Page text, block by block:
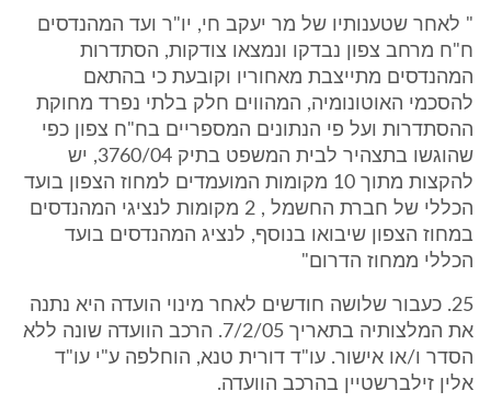
" לאחר שטענותיו של מר יעקב חי, יו"ר ועד המהנדסים
ח"ח מרחב צפון נבדקו ונמצאו צודקות, הסתדרות
המהנדסים מתייצבת מאחוריו וקובעת כי בהתאם
להסכמי האוטונומיה, המהווים חלק בלתי נפרד מחוקת
ההסתדרות ועל פי הנתונים המספריים בח"ח צפון כפי
שהוגשו בתצהיר לבית המשפט בתיק 3760/04, יש
להקצות מתוך 10 מקומות המועמדים למחוז הצפון בועד
הכללי של חברת החשמל , 2 מקומות לנציגי המהנדסים
במחוז הצפון שיבואו בנוסף, לנציג המהנדסים בועד
הכללי ממחוז הדרום"
25. כעבור שלושה חודשים לאחר מינוי הועדה היא נתנה
את המלצותיה בתאריך 7/2/05. הרכב הוועדה שונה ללא
הסדר ו/או אישור. עו"ד דורית טנא, הוחלפה ע"י עו"ד
אלין זילברשטיין בהרכב הוועדה.